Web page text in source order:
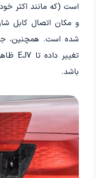
است (که مانند اکثر
و مکان اتصال کابل
شده است. همچنین،
باشد.